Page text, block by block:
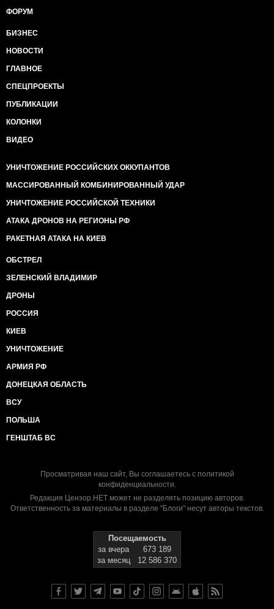
ФОРУМ
БИЗНЕС
НОВОСТИ
ГЛАВНОЕ
СПЕЦПРОЕКТЫ
ПУБЛИКАЦИИ
КОЛОНКИ
ВИДЕО
УНИЧТОЖЕНИЕ РОССИЙСКИХ ОККУПАНТОВ
МАССИРОВАННЫЙ КОМБИНИРОВАННЫЙ УДАР
УНИЧТОЖЕНИЕ РОССИЙСКОЙ ТЕХНИКИ
АТАКА ДРОНОВ НА РЕГИОНЫ РФ
РАКЕТНАЯ АТАКА НА КИЕВ
ОБСТРЕЛ
ЗЕЛЕНСКИЙ ВЛАДИМИР
ДРОНЫ
РОССИЯ
КИЕВ
УНИЧТОЖЕНИЕ
АРМИЯ РФ
ДОНЕЦКАЯ ОБЛАСТЬ
ВСУ
ПОЛЬША
ГЕНШТАБ ВС
Просматривая наш сайт, Вы соглашаетесь с политикой
конфиденциальности.
Редакция Цензор.НЕТ может не разделять позицию авторов.
Ответственность за материалы в разделе "Блоги" несут авторы текстов.
Посещаемость
за вчера
673 189
за месяц
12 586 370